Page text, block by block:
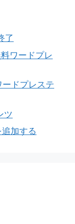
了
ワードプレ
ドプレステ
ツ
加する